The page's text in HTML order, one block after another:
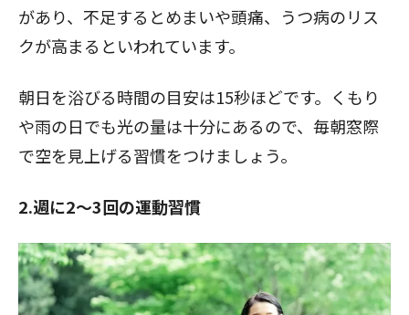
があり、不足するとめまいや頭痛、うつ病のリス
クが高まるといわれています。
朝日を浴びる時間の目安は15秒ほどです。くもり
や雨の日でも光の量は十分にあるので、毎朝窓際
で空を見上げる習慣をつけましょう。
2.週に2～3回の運動習慣